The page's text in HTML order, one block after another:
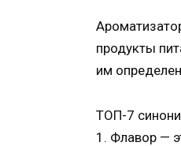
продукты
им
ТОП-7
1. Флавор —